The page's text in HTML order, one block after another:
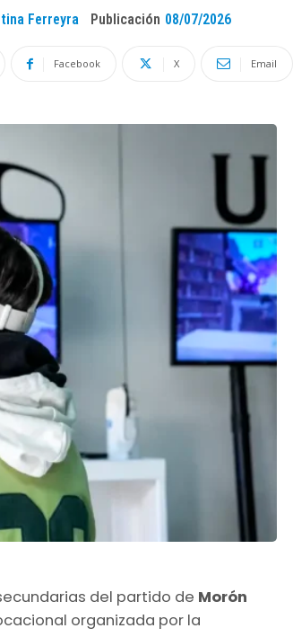
Ferreyra Publicación 08/07/2026
Facebook X Email
del partido de Morón
organizada por la